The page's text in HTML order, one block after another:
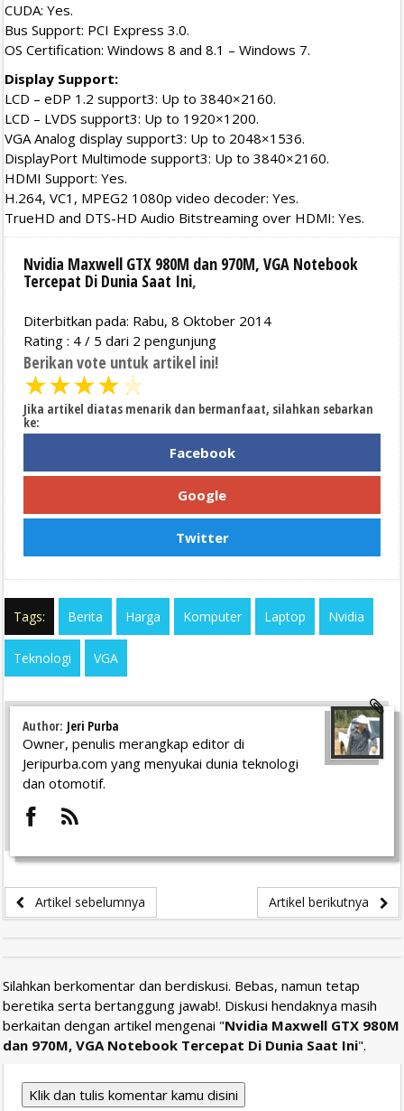
CUDA: Yes.
Bus Support: PCI Express 3.0.
OS Certification: Windows 8 and 8.1 – Windows 7.
Display Support:
LCD – eDP 1.2 support3: Up to 3840×2160.
LCD – LVDS support3: Up to 1920×1200.
VGA Analog display support3: Up to 2048×1536.
DisplayPort Multimode support3: Up to 3840×2160.
HDMI Support: Yes.
H.264, VC1, MPEG2 1080p video decoder: Yes.
TrueHD and DTS-HD Audio Bitstreaming over HDMI: Yes.
Nvidia Maxwell GTX 980M dan 970M, VGA Notebook
Tercepat Di Dunia Saat Ini,
Diterbitkan pada: Rabu, 8 Oktober 2014
Rating : 4 / 5 dari 2 pengunjung
Berikan vote untuk artikel ini!
★★★★★
Jika artikel diatas menarik dan bermanfaat, silahkan sebarkan
ke:
Facebook
Google
Twitter
Tags: Berita Harga Komputer Laptop Nvidia
Teknologi VGA
Author: Jeri Purba
Owner, penulis merangkap editor di
Jeripurba.com yang menyukai dunia teknologi
dan otomotif.
Artikel sebelumnya Artikel berikutnya
Silahkan berkomentar dan berdiskusi. Bebas, namun tetap
beretika serta bertanggung jawab!. Diskusi hendaknya masih
berkaitan dengan artikel mengenai "Nvidia Maxwell GTX 980M
dan 970M, VGA Notebook Tercepat Di Dunia Saat Ini".
Klik dan tulis komentar kamu disini